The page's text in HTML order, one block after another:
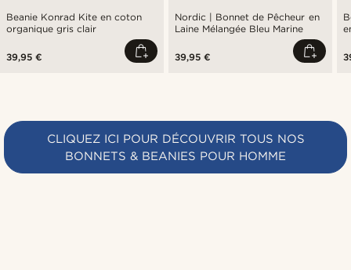
Beanie Konrad Kite en coton
organique gris clair
39,95 €
Nordic | Bonnet de Pêcheur en
Laine Mélangée Bleu Marine
39,95 €
CLIQUEZ ICI POUR DÉCOUVRIR TOUS NOS
BONNETS & BEANIES POUR HOMME